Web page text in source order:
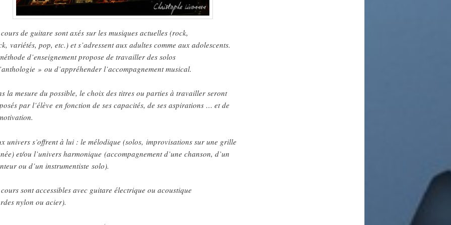
de guitare sont axés sur les musiques actuelles (rock,
variétés, pop, etc.) et s’adressent aux adultes comme aux adolescents.
d’enseignement propose de travailler des solos
» ou d’appréhender l’accompagnement musical.
la mesure du possible, le choix des titres ou parties à travailler seront
par l’élève en fonction de ses capacités, de ses aspirations … et de
univers s’offrent à lui : le mélodique (solos, improvisations sur une grille
et/ou l’univers harmonique (accompagnement d’une chanson, d’un
ou d’un instrumentiste solo).
sont accessibles avec guitare électrique ou acoustique
nylon ou acier).